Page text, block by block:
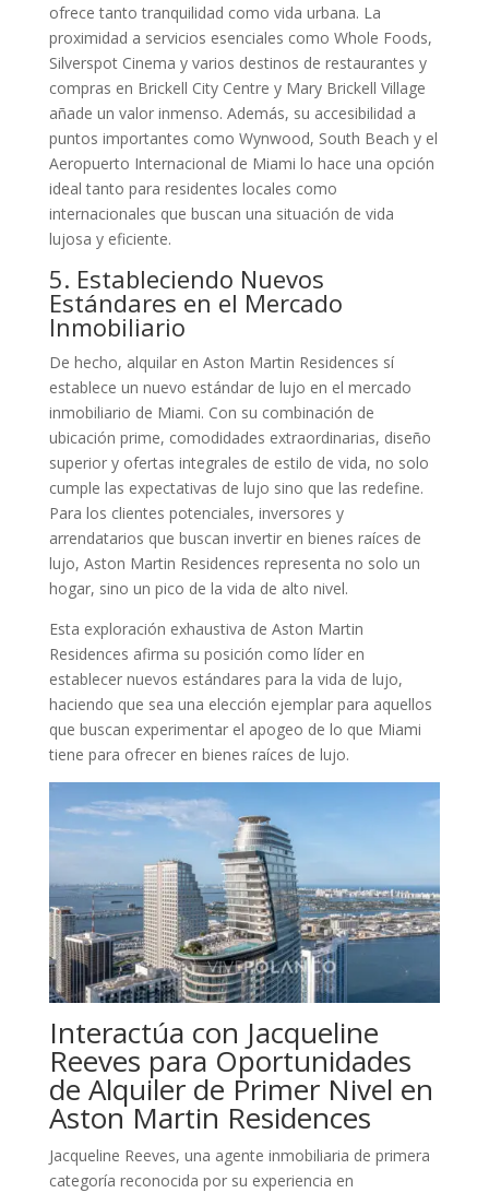
ofrece tanto tranquilidad como vida urbana. La
proximidad a servicios esenciales como Whole Foods,
Silverspot Cinema y varios destinos de restaurantes y
compras en Brickell City Centre y Mary Brickell Village
añade un valor inmenso. Además, su accesibilidad a
puntos importantes como Wynwood, South Beach y el
Aeropuerto Internacional de Miami lo hace una opción
ideal tanto para residentes locales como
internacionales que buscan una situación de vida
lujosa y eficiente.
5. Estableciendo Nuevos
Estándares en el Mercado
Inmobiliario
De hecho, alquilar en Aston Martin Residences sí
establece un nuevo estándar de lujo en el mercado
inmobiliario de Miami. Con su combinación de
ubicación prime, comodidades extraordinarias, diseño
superior y ofertas integrales de estilo de vida, no solo
cumple las expectativas de lujo sino que las redefine.
Para los clientes potenciales, inversores y
arrendatarios que buscan invertir en bienes raíces de
lujo, Aston Martin Residences representa no solo un
hogar, sino un pico de la vida de alto nivel.
Esta exploración exhaustiva de Aston Martin
Residences afirma su posición como líder en
establecer nuevos estándares para la vida de lujo,
haciendo que sea una elección ejemplar para aquellos
que buscan experimentar el apogeo de lo que Miami
tiene para ofrecer en bienes raíces de lujo.
Interactúa con Jacqueline
Reeves para Oportunidades
de Alquiler de Primer Nivel en
Aston Martin Residences
Jacqueline Reeves, una agente inmobiliaria de primera
categoría reconocida por su experiencia en